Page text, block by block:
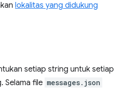
lokalitas yang didukung
setiap string untuk setiap
Selama file messages.json